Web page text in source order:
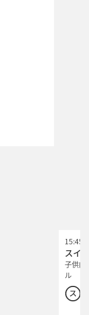
15:45
スイ
子供向
ル
15:45
スイ
子供向
ル